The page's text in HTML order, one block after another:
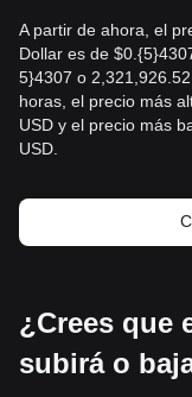
A partir de ahora, el
Dollar es de
5}4307 o
horas, el precio más
USD y el precio más
USD.
¿Crees que
subirá o